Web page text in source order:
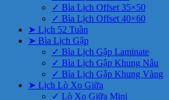
✓ Bìa Lịch Offset 35×50
✓ Bìa Lịch Offset 40×60
➤ Lịch 52 Tuần
➤ Bìa Lịch Gập
✓ Bìa Lịch Gập Laminate
✓ Bìa Lịch Gập Khung Nâu
✓ Bìa Lịch Gập Khung Vàng
➤ Lịch Lò Xo Giữa
✓ Lò Xo Giữa Mini